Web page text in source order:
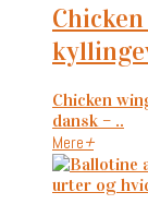
chicken wings – sprøde
Chicken
dansk – ..
Mere+